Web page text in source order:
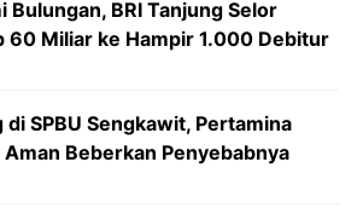
Bulungan, BRI Tanjung Selor
60 Miliar ke Hampir 1.000 Debitur
SPBU Sengkawit, Pertamina
Beberkan Penyebabnya